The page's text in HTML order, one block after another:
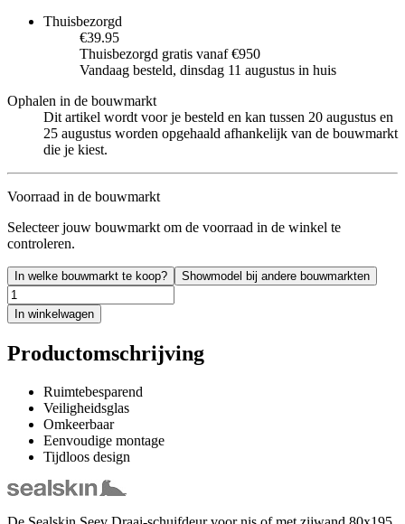
Thuisbezorgd
€39.95
Thuisbezorgd gratis vanaf €950
Vandaag besteld, dinsdag 11 augustus in huis
Ophalen in de bouwmarkt
Dit artikel wordt voor je besteld en kan tussen 20 augustus en
25 augustus worden opgehaald afhankelijk van de bouwmarkt
die je kiest.
Voorraad in de bouwmarkt
Selecteer jouw bouwmarkt om de voorraad in de winkel te
controleren.
In welke bouwmarkt te koop? Showmodel bij andere bouwmarkten
In winkelwagen
Productomschrijving
Ruimtebesparend
Veiligheidsglas
Omkeerbaar
Eenvoudige montage
Tijdloos design